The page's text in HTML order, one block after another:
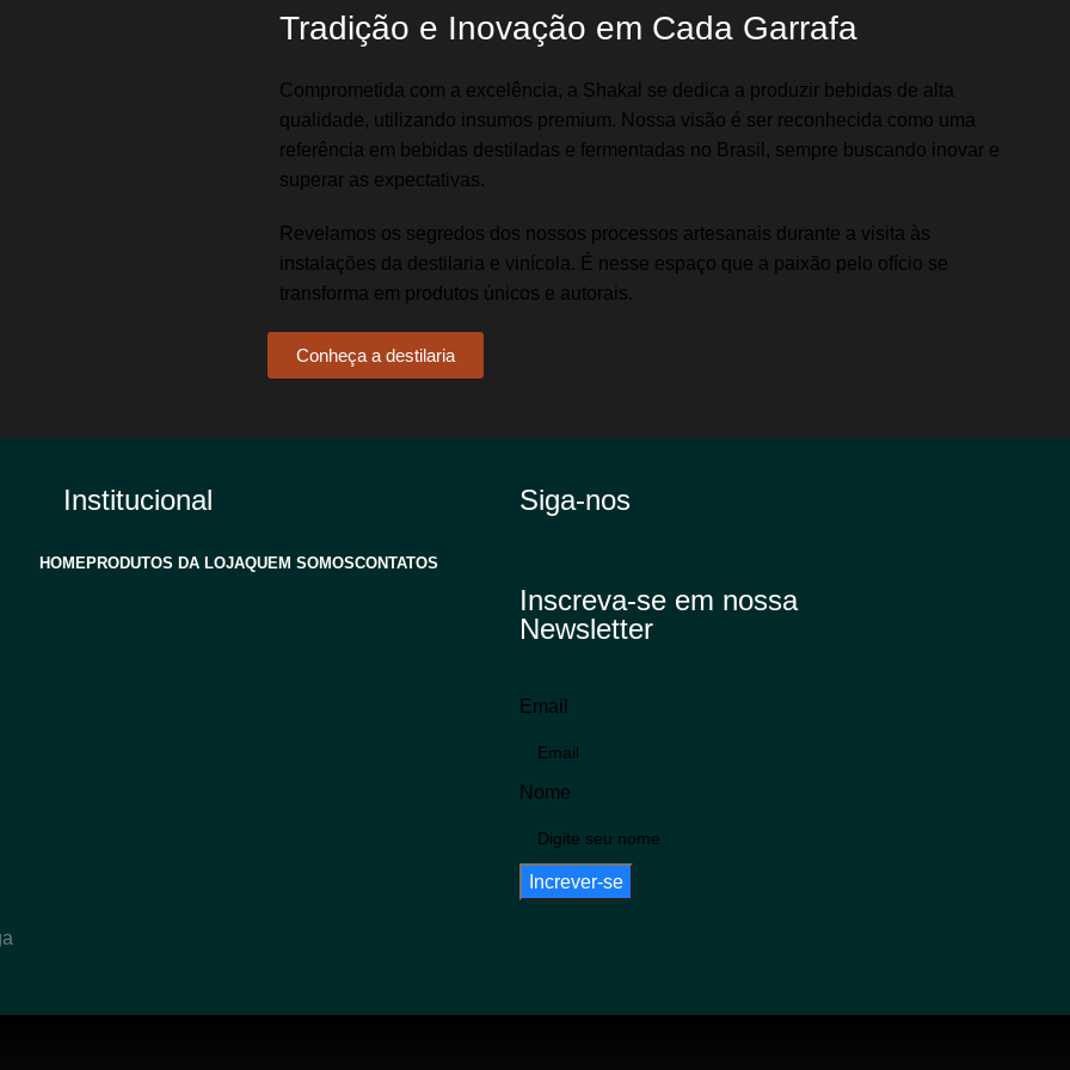
Tradição e Inovação em Cada Garrafa
Comprometida com a excelência, a Shakal se dedica a produzir bebidas de alta
qualidade, utilizando insumos premium. Nossa visão é ser reconhecida como uma
referência em bebidas destiladas e fermentadas no Brasil, sempre buscando inovar e
superar as expectativas.
Revelamos os segredos dos nossos processos artesanais durante a visita às
instalações da destilaria e vinícola. É nesse espaço que a paixão pelo ofício se
transforma em produtos únicos e autorais.
Conheça a destilaria
Institucional
HOMEPRODUTOS DA LOJAQUEM SOMOSCONTATOS
Siga-nos
Inscreva-se em nossa
Newsletter
Email
Nome
Increver-se